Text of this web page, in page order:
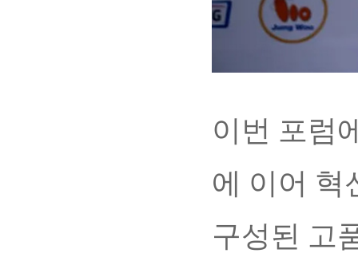
이번 포럼
에 이어 혁
구성된 고